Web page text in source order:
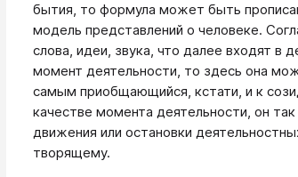
бытия, то формула может быть
модель представлений о человеке.
слова, идеи, звука, что далее входят в
момент деятельности, то здесь она
самым приобщающийся, кстати, и к
качестве момента деятельности, он
движения или остановки
творящему.